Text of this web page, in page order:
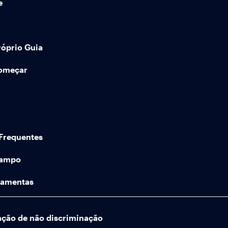
Guia
de não discriminação